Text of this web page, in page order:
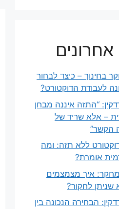
בחינוך – כיצד לבחור
לעבודת הדוקטורט?
“התזה איננה מבחן
– אלא שריד של
הקשר”
ללא תזה: ומה
אומרת?
איך מצמצמים
שניתן לחקור?
הבחירה הנכונה בין